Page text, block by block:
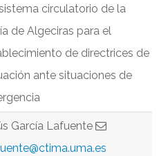
circulatorio de la
de Algeciras para el
de directrices de
ante situaciones de
García Lafuente